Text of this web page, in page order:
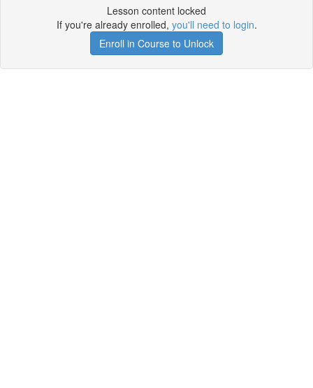
Lesson content locked
If you're already enrolled, you'll need to login.
Enroll in Course to Unlock